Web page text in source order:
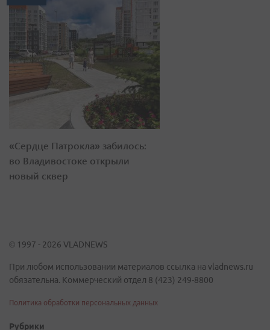
«Сердце Патрокла» забилось:
во Владивостоке открыли
новый сквер
© 1997 - 2026 VLADNEWS
При любом использовании материалов ссылка на vladnews.ru
обязательна. Коммерческий отдел 8 (423) 249-8800
Политика обработки персональных данных
Рубрики